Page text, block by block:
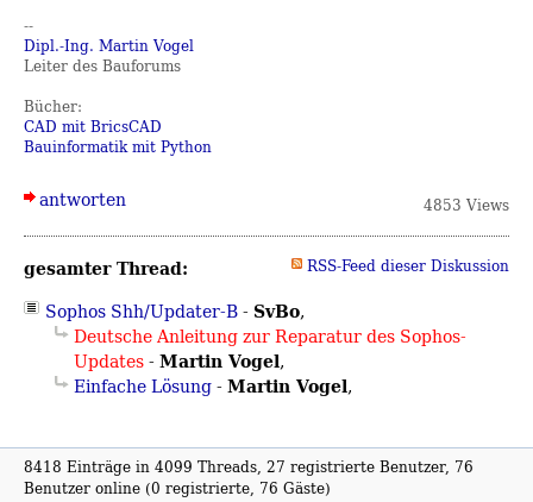
--
Dipl.-Ing. Martin Vogel
Leiter des Bauforums
Bücher:
CAD mit BricsCAD
Bauinformatik mit Python
antworten 4853 Views
gesamter Thread: RSS-Feed dieser Diskussion
Sophos Shh/Updater-B- SvBo,
Deutsche Anleitung zur Reparatur des Sophos-
Updates- Martin Vogel,
Einfache Lösung- Martin Vogel,
8418 Einträge in 4099 Threads, 27 registrierte Benutzer, 76
Benutzer online (0 registrierte, 76 Gäste)